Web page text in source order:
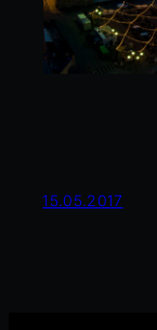
15.05.2017